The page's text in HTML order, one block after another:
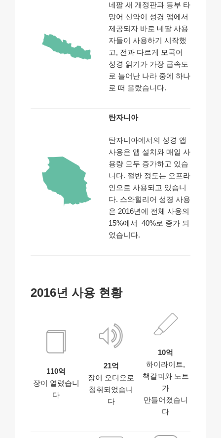
네팔 새 개정판과 동부 타
망어 신약이 성경 앱에서
제공되자 바로 네팔 사용
자들이 사용하기 시작했
고, 전과 다르게 모국어
성경 읽기가 가장 급속도
로 늘어난 나라 중에 하나
로 떠 올랐습니다.
탄자니아
탄자니아에서의 성경 앱
사용은 앱 설치와 매일 사
용량 모두 증가하고 있습
니다. 절반 정도는 오프라
인으로 사용되고 있습니
다. 스와힐리어 성경 사용
은 2016년에 전체 사용의
15%에서 40%로 증가 되
었습니다.
2016년 사용 현황
110억
장이 열렸습니
다
21억
장이 오디오로
청취되었습니
다
10억
하이라이트,
책갈피와 노트
가
만들어졌습니
다